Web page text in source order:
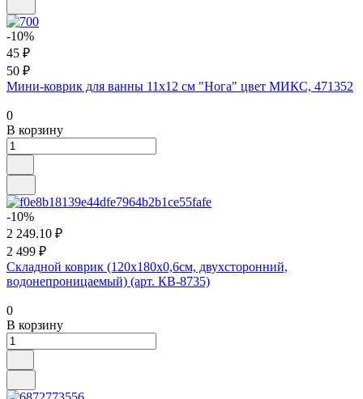
-10%
45 ₽
50 ₽
Мини-коврик для ванны 11х12 см "Нога" цвет МИКС, 471352
0
В корзину
-10%
2 249.10 ₽
2 499 ₽
Складной коврик (120x180x0,6см, двухсторонний,
водонепроницаемый) (арт. КВ-8735)
0
В корзину